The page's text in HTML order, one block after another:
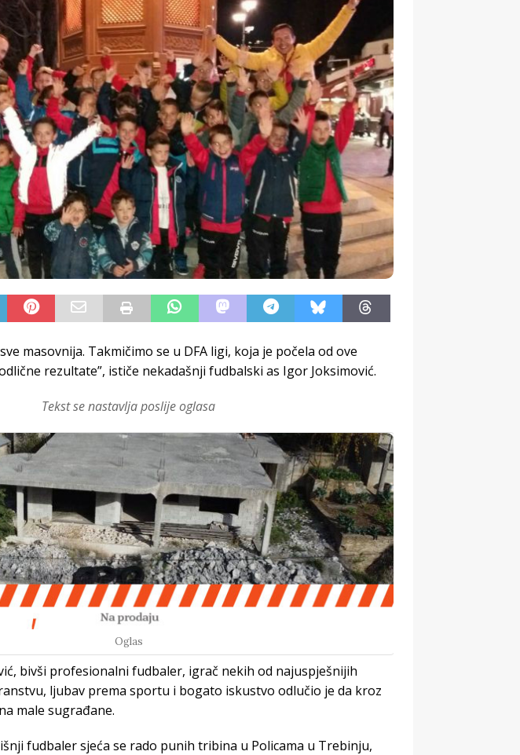
STAV
i tišina BOSNA I
masovnija. Takmičimo se u DFA ligi, koja je počela od ove
rezultate”, ističe nekadašnji fudbalski as Igor Joksimović.
Tekst se nastavlja poslije oglasa
Oglas
bivši profesionalni fudbaler, igrač nekih od najuspješnijih
ljubav prema sportu i bogato iskustvo odlučio je da kroz
male sugrađane.
fudbaler sjeća se rado punih tribina u Policama u Trebinju,